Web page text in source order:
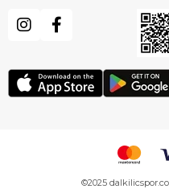
©2025